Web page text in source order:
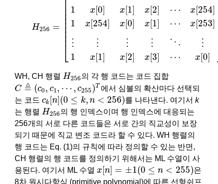
H256 = ⎢ ⎢ ⎢ ⎢ ⎢ ⎢ ⎢ ⎢⎣
1
x[0] x[1] x[2] ⋯ x[254]
1
x[254] x[0] x[1] ⋯ x[253]
⋮
⋮ ⋮ ⋮ ⋱
⋮
1
x[1] x[2] x[3] ⋯ x[0]
WH, CH 행렬 H256
H256의 각 행 코드는 코드 집합
C ≜ (c0, c1, ⋯ , c255)T
C≜( c c1,⋯ c255 )T
에서 심볼의 확산마다 선택되
는 코드 ck [n](0 ≤ k, n < 256)
ck[n](0 ≤k ,n<256) 를 나타낸다. 여기서k
는 행렬 H256
H256의 행 인덱스이며 행 인덱스에 대응되는
256개의 서로 다른 코드들은 서로 간의 직교성이 보장
되기 때문에 직교 변조 코드라 할 수 있다. WH 행렬의
행 코드는 Eq. (1)의 규칙에 따라 정의할 수 있는 반면,
CH 행렬의 행 코드를 정의하기 위해서는 ML 수열이 사
용된다. 여기서 ML 수열 x [n] = ±1(0 ≤ n < 255)
[n ] ± 1 ( 0≤n<255
은
8차 원시다항식 (primitive polynomial)에 따른 선형쉬프